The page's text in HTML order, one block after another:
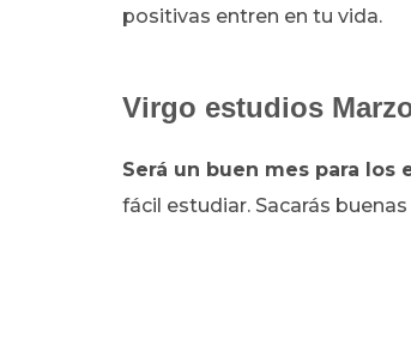
positivas entren en tu vida.
Virgo estudios
Será un buen mes para los
fácil estudiar. Sacarás